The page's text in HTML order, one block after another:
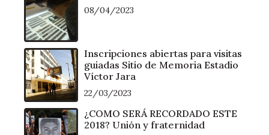
08/04/2023
Inscripciones abiertas para visitas
guiadas Sitio de Memoria Estadio
Víctor Jara
22/03/2023
¿COMO SERÁ RECORDADO ESTE
2018? Unión y fraternidad